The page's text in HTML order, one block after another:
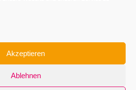
Akzeptieren
Ablehnen
(EU)